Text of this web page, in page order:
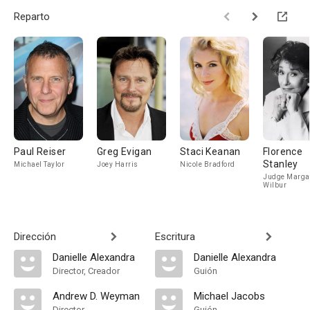
Reparto
Paul Reiser
Michael Taylor
Greg Evigan
Joey Harris
Staci Keanan
Nicole Bradford
Florence
Stanley
Judge
Wilbur
Dirección
Danielle Alexandra
Director, Creador
Andrew D. Weyman
Escritura
Danielle Alexandra
Guión
Michael Jacobs